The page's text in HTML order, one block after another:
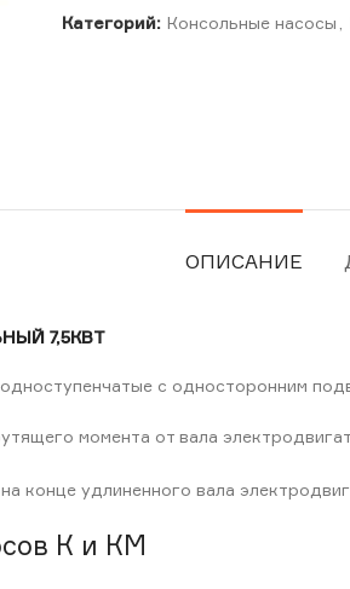
Категорий: Консольные насосы
ОПИСАНИЕ
7,5КВТ
с односторонним
момента от вала
конце удлиненного вала
К и КМ